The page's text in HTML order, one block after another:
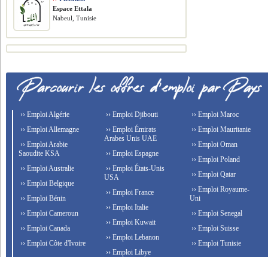
Espace Ettala
Nabeul, Tunisie
›› Emploi Algérie
›› Emploi Allemagne
›› Emploi Arabie
Saoudite KSA
›› Emploi Australie
›› Emploi Belgique
›› Emploi Bénin
›› Emploi Cameroun
›› Emploi Canada
›› Emploi Côte d'Ivoire
›› Emploi Djibouti
›› Emploi Émirats
Arabes Unis UAE
›› Emploi Espagne
›› Emploi États-Unis
USA
›› Emploi France
›› Emploi Italie
›› Emploi Kuwait
›› Emploi Lebanon
›› Emploi Libye
›› Emploi Maroc
›› Emploi Mauritanie
›› Emploi Oman
›› Emploi Poland
›› Emploi Qatar
›› Emploi Royaume-
Uni
›› Emploi Senegal
›› Emploi Suisse
›› Emploi Tunisie